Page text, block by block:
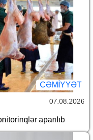
CƏMİYYƏT
07.08.2026
aparılıb